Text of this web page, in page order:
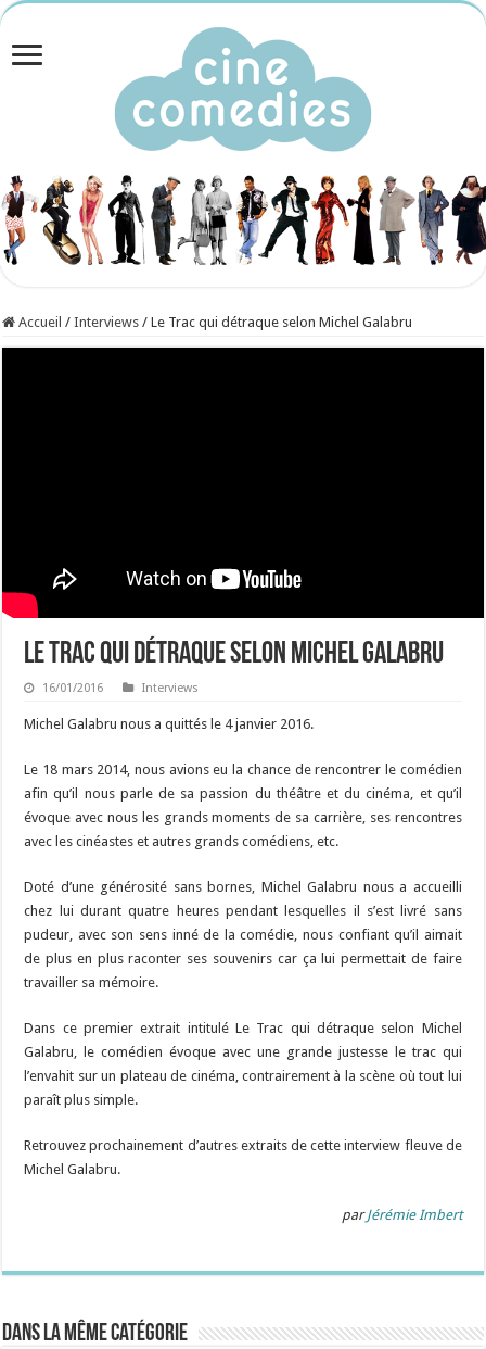
Accueil / Interviews / Le Trac qui détraque selon Michel Galabru
Le Trac qui détraque selon Michel Galabru
16/01/2016 Interviews
Michel Galabru nous a quittés le 4 janvier 2016.
Le 18 mars 2014, nous avions eu la chance de rencontrer le comédien
afin qu’il nous parle de sa passion du théâtre et du cinéma, et qu’il
évoque avec nous les grands moments de sa carrière, ses rencontres
avec les cinéastes et autres grands comédiens, etc.
Doté d’une générosité sans bornes, Michel Galabru nous a accueilli
chez lui durant quatre heures pendant lesquelles il s’est livré sans
pudeur, avec son sens inné de la comédie, nous confiant qu’il aimait
de plus en plus raconter ses souvenirs car ça lui permettait de faire
travailler sa mémoire.
Dans ce premier extrait intitulé Le Trac qui détraque selon Michel
Galabru, le comédien évoque avec une grande justesse le trac qui
l’envahit sur un plateau de cinéma, contrairement à la scène où tout lui
paraît plus simple.
Retrouvez prochainement d’autres extraits de cette interview fleuve de
Michel Galabru.
parJérémie Imbert
Dans la même catégorie